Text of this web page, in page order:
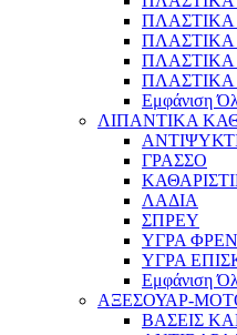
ΠΛΑΣΤΙΚΑ
ΠΛΑΣΤΙΚΑ
ΠΛΑΣΤΙΚΑ
ΠΛΑΣΤΙΚΑ
Εμφάνιση
ΛΙΠΑΝΤΙΚΑ
ΓΡΑΣΣΟ
ΛΑΔΙΑ
ΣΠΡΕΥ
ΥΓΡΑ
ΥΓΡΑ
Εμφάνιση
ΑΞΕΣΟΥΑΡ-
ΒΑΣΕΙΣ